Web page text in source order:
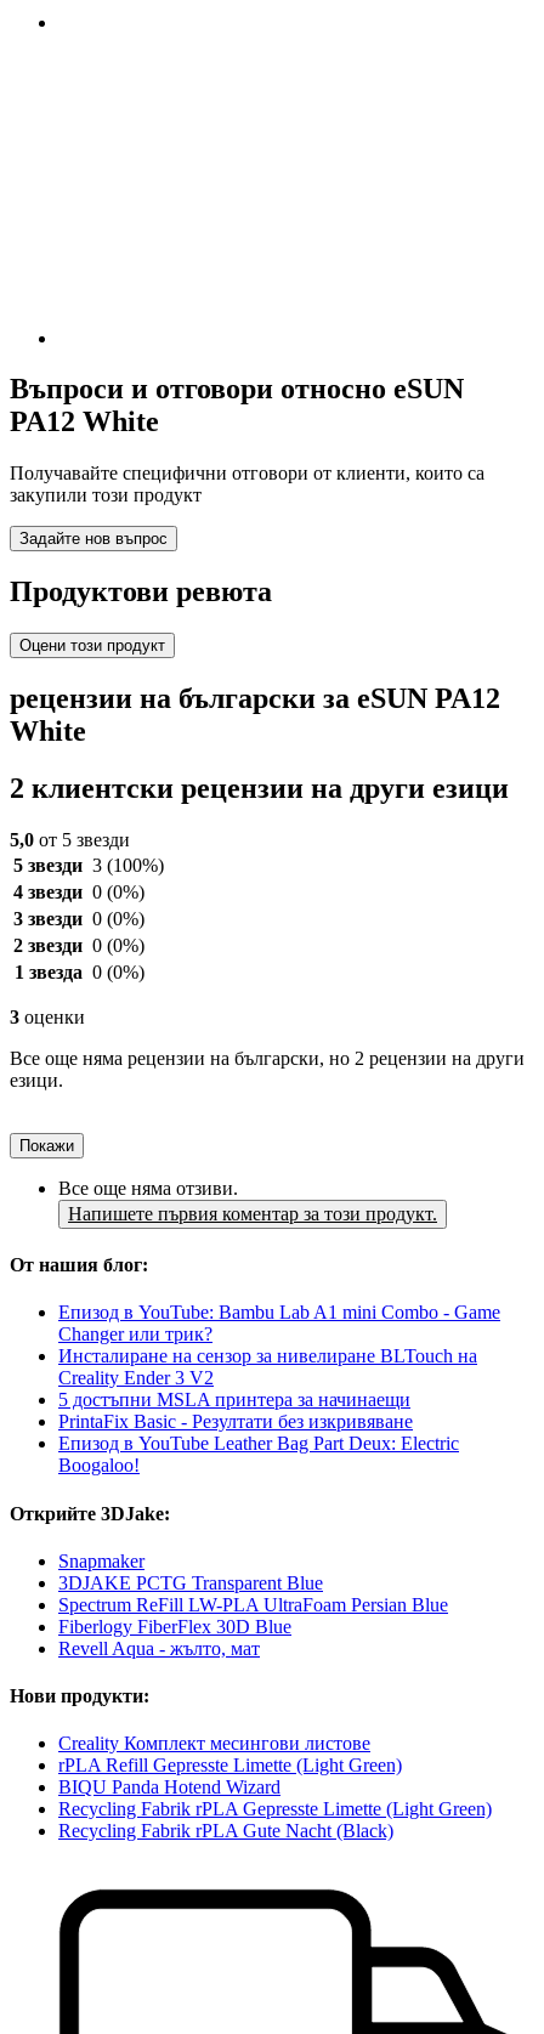
Въпроси и отговори относно eSUN
PA12 White
Получавайте специфични отговори от клиенти, които са
закупили този продукт
Задайте нов въпрос
Продуктови ревюта
Оцени този продукт
рецензии на български за eSUN PA12
White
2 клиентски рецензии на други езици
5,0 от 5 звезди
5 звезди 3 (100%)
4 звезди 0 (0%)
3 звезди 0 (0%)
2 звезди 0 (0%)
1 звезда 0 (0%)
3 оценки
Все още няма рецензии на български, но 2 рецензии на други
езици.
Покажи
Все още няма отзиви.
Напишете първия коментар за този продукт.
От нашия блог:
Епизод в YouTube: Bambu Lab A1 mini Combo - Game
Changer или трик?
Инсталиране на сензор за нивелиране BLTouch на
Creality Ender 3 V2
5 достъпни MSLA принтера за начинаещи
PrintaFix Basic - Резултати без изкривяване
Епизод в YouTube Leather Bag Part Deux: Electric
Boogaloo!
Открийте 3DJake:
Snapmaker
3DJAKE PCTG Transparent Blue
Spectrum ReFill LW-PLA UltraFoam Persian Blue
Fiberlogy FiberFlex 30D Blue
Revell Aqua - жълто, мат
Нови продукти:
Creality Комплект месингови листове
rPLA Refill Gepresste Limette (Light Green)
BIQU Panda Hotend Wizard
Recycling Fabrik rPLA Gepresste Limette (Light Green)
Recycling Fabrik rPLA Gute Nacht (Black)